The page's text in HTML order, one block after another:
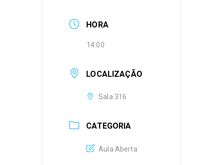
HORA
14:00
LOCALIZAÇÃO
Sala 316
CATEGORIA
Aula Aberta